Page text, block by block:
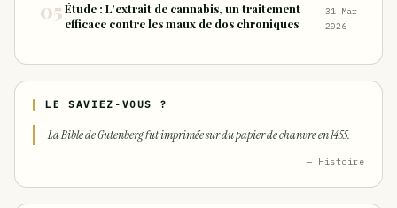
Étude : L’extrait de cannabis, un traitement
efficace contre les maux de dos chroniques
31 Mar
2026
LE SAVIEZ-VOUS ?
La Bible de Gutenberg fut imprimée sur du papier de chanvre en 1455.
— Histoire